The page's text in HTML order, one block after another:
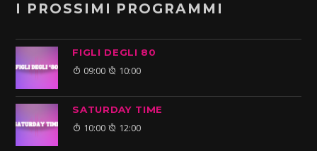
I PROSSIMI PROGRAMMI
FIGLI DEGLI 80
09:00 10:00
SATURDAY TIME
10:00 12:00